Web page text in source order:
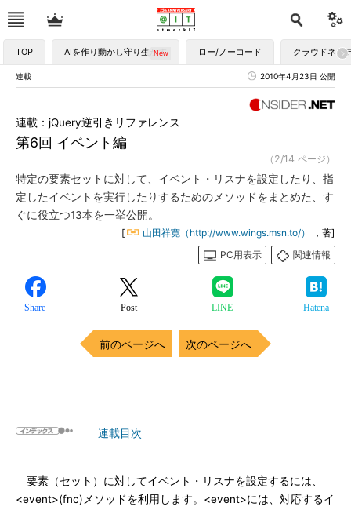
TOP AIを作り動かし守り生かす ロー/ノーコード クラウドネイ
連載 2010年4月23日 公開
第6回 イベント編
連載：jQuery逆引きリファレンス
（2/14 ページ）
特定の要素セットに対して、イベント・リスナを設定したり、指
定したイベントを実行したりするためのメソッドをまとめた、す
ぐに役立つ13本を一挙公開。
[ 山田祥寛（http://www.wings.msn.to/）
，著]
PC用表示
関連情報
Share Post LINE Hatena
前のページへ 次のページへ
連載目次
要素（セット）に対してイベント・リスナを設定するには、
<event>(fnc)メソッドを利用します。<event>には、対応するイ